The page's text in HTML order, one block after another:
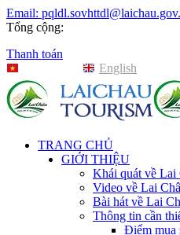
Email:
Tổng cộng:
Thanh toán
English
TRANG CHỦ
GIỚI THIỆU
Khái quát về Lai
Video về Lai
Bài hát về Lai
Thông tin cần
Điểm mua